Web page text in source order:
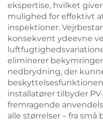
ekspertise, hvilket
mulighed for effektivt
inspektioner.
konsekvent ydeevne
eliminerer
nedbrydning, der
installatører tilbyder
fremragende
alle størrelser – fra